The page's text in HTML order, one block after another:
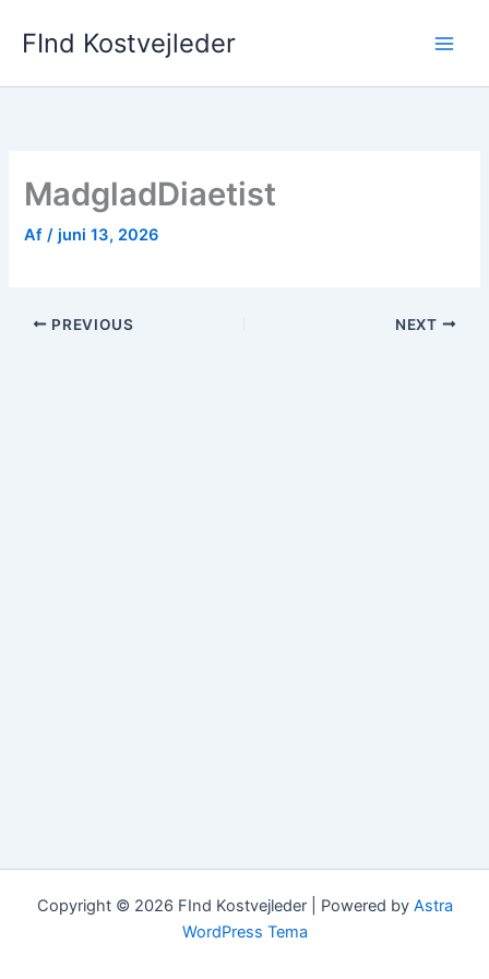
FInd Kostvejleder
MadgladDiaetist
Af/ juni 13, 2026
PREVIOUS NEXT
Copyright © 2026 FInd Kostvejleder | Powered by Astra
WordPress Tema